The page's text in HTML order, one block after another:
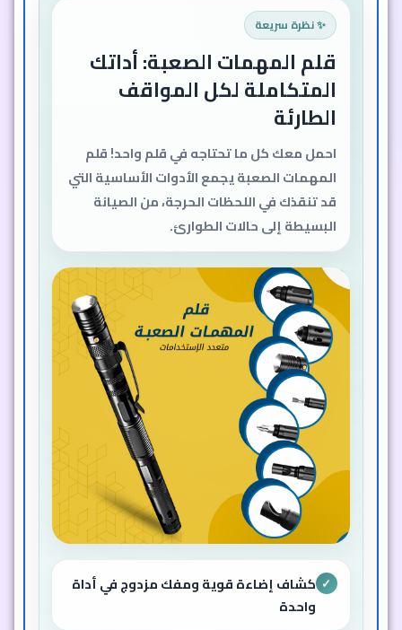
✨ نظرة سريعة
قلم المهمات الصعبة: أداتك
المتكاملة لكل المواقف
الطارئة
احمل معك كل ما تحتاجه في قلم واحد! قلم
المهمات الصعبة يجمع الأدوات الأساسية التي
قد تنقذك في اللحظات الحرجة، من الصيانة
البسيطة إلى حالات الطوارئ.
✓ كشاف إضاءة قوية ومفك مزدوج في أداة
واحدة